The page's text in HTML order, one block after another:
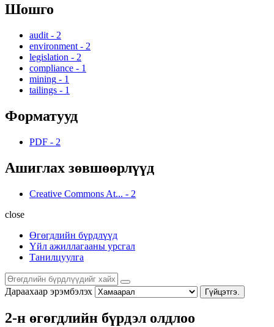
Шошго
audit - 2
environment - 2
legislation - 2
compliance - 1
mining - 1
tailings - 1
Форматууд
PDF - 2
Ашиглах зөвшөөрлүүд
Creative Commons At... - 2
close
Өгөгдлийн бүрдлүүд
Үйл ажиллагааны урсгал
Танилцуулга
Дараахаар эрэмбэлэх Гүйцэтгэ.
2-н өгөгдлийн бүрдэл олдлоо